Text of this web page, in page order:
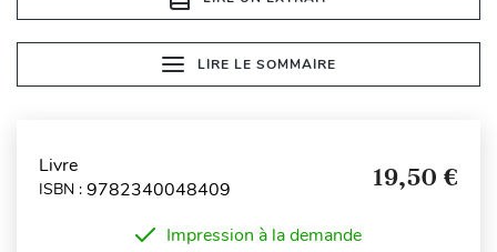
LIRE LE SOMMAIRE
Livre
ISBN : 9782340048409 19,50 €
Impression à la demande